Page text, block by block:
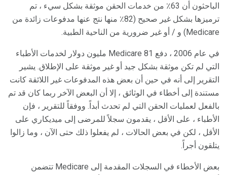
الباحثون أن 63٪ من خدمات الحقن موثقة بشكل سيء ، تم
ترميزها بشكل غير صحيح (82٪ منها نتج عنها مدفوعات زائدة من
Medicare) و / أو غير ضرورية من الناحية الطبية.
في عام 2006 ، دفع Medicare 81 مليون دولار لخدمات الأطباء
التي لم تكن موثقة بشكل جيد أو غير موثقة على الإطلاق. يشير
التقرير إلى أنه في حين أن بعض هذه المدفوعات غير اللائقة كانت
مستندة إلى أخطاء في الوثائق ، إلا أن البعض الآخر ربما كان قد تم
بالفعل لعمليات الحقن التي لم تحدث أبداً. ووفقاً للتقرير ، فإن
الأطباء ، على الأقل ، يقدمون سجلاً للمرضى إلى ميديكاري على
الأقل ، لكن في بعض الحالات ، لم يفعلوا ذلك حتى الآن ، وما زالوا
يتلقون أجراً.
بعض الأخطاء في السجلات المقدمة إلى Medicare تتضمن